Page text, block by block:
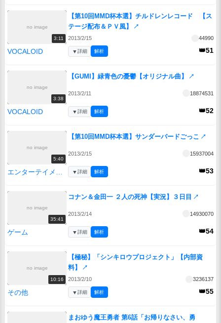
no image
3:11
【第10回MMD杯本選】チルドレンレコード 【ス
テージ配布＆ＰＶ風】
↗
2013/2/15 44990
VOCALOID 👑51
▼詳細 解析
no image
3:38
【GUMI】緑青色の憂鬱【オリジナル曲】 ↗
2013/2/11 18874531
VOCALOID 👑52
▼詳細 解析
no image
5:40
【第10回MMD杯本選】サンダーバードごっこ ↗
2013/2/15 15937004
👑53
▼詳細 解析
no image
35:41
コナン＆金田一 ２人の死神【実況】３日目 ↗
2013/2/14 14930070
ゲーム 👑54
▼詳細 解析
no image
10:16
【極秘】「シンキロウプロジェクト」【内部資
料】
↗
2013/2/10 3236137
その他 👑55
▼詳細 解析
まおゆう魔王勇者 第6話「お帰りなさい、勇